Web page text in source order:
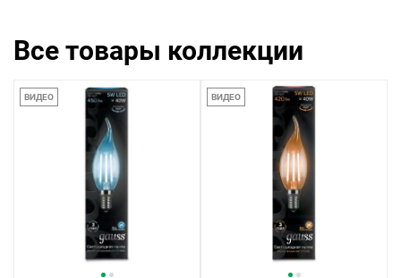
Все товары коллекции
ВИДЕО ВИДЕО